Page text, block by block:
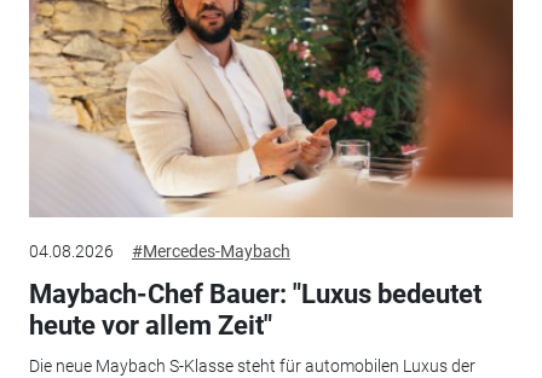
04.08.2026 #Mercedes-Maybach
Maybach-Chef Bauer: "Luxus bedeutet
heute vor allem Zeit"
Die neue Maybach S-Klasse steht für automobilen Luxus der